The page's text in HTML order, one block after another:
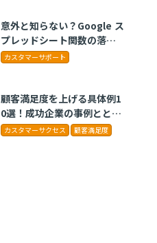
意外と知らない？Google ス
プレッドシート関数の落と
し穴 ～集計作業を効率化
カスタマーサポート
顧客満足度を上げる具体例1
0選！成功企業の事例ととも
に解説
カスタマーサクセス 顧客満足度